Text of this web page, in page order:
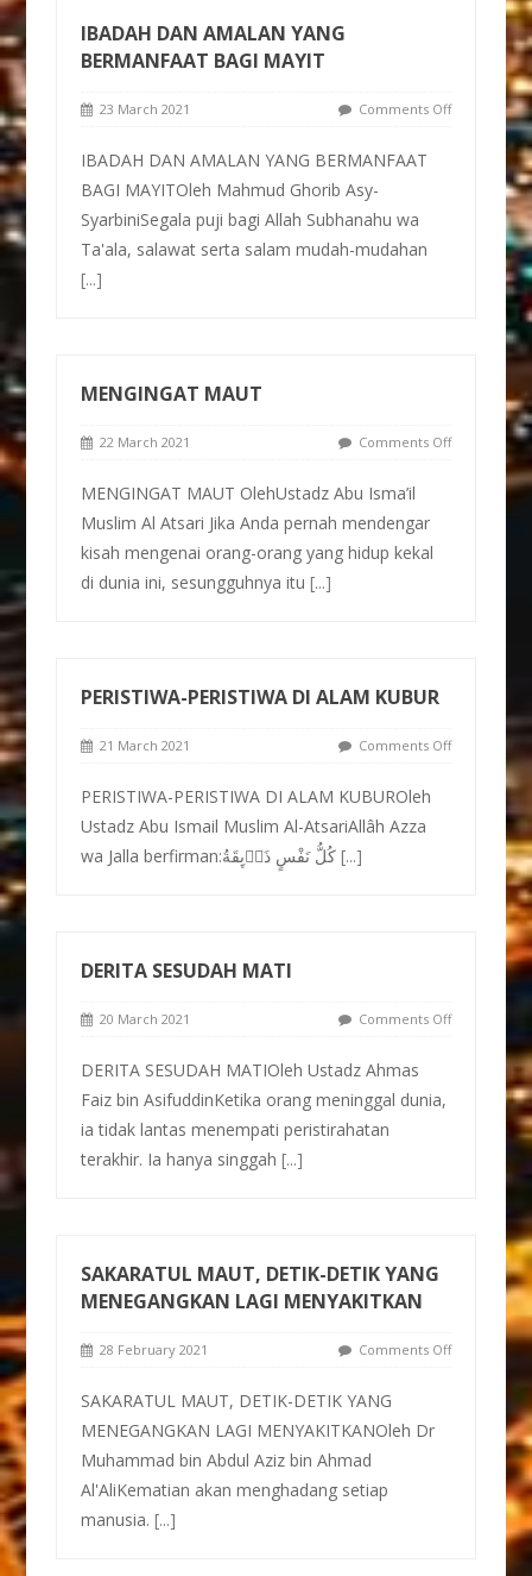
IBADAH DAN AMALAN YANG
BERMANFAAT BAGI MAYIT
23 March 2021 Comments Off
IBADAH DAN AMALAN YANG BERMANFAAT
BAGI MAYITOleh Mahmud Ghorib Asy-
SyarbiniSegala puji bagi Allah Subhanahu wa
Ta'ala, salawat serta salam mudah-mudahan
[...]
MENGINGAT MAUT
22 March 2021 Comments Off
MENGINGAT MAUT OlehUstadz Abu Isma’il
Muslim Al Atsari Jika Anda pernah mendengar
kisah mengenai orang-orang yang hidup kekal
di dunia ini, sesungguhnya itu[...]
PERISTIWA-PERISTIWA DI ALAM KUBUR
21 March 2021 Comments Off
PERISTIWA-PERISTIWA DI ALAM KUBUROleh
Ustadz Abu Ismail Muslim Al-AtsariAllâh Azza
wa Jalla berfirman:كُلُّ نَفْسٍ ذَاۤىِٕقَةُ[...]
DERITA SESUDAH MATI
20 March 2021 Comments Off
DERITA SESUDAH MATIOleh Ustadz Ahmas
Faiz bin AsifuddinKetika orang meninggal dunia,
ia tidak lantas menempati peristirahatan
terakhir. Ia hanya singgah[...]
SAKARATUL MAUT, DETIK-DETIK YANG
MENEGANGKAN LAGI MENYAKITKAN
28 February 2021 Comments Off
SAKARATUL MAUT, DETIK-DETIK YANG
MENEGANGKAN LAGI MENYAKITKANOleh Dr
Muhammad bin Abdul Aziz bin Ahmad
Al'AliKematian akan menghadang setiap
manusia.[...]